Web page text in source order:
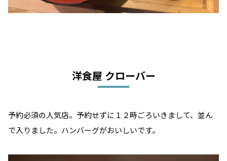
洋食屋 クローバー
予約必須の人気店。予約せずに１２時ごろいきまして、並ん
で入りました。ハンバーグがおいしいです。